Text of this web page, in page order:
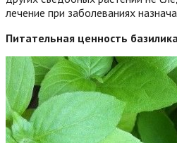
лечение при заболеваниях
Питательная ценность базилика